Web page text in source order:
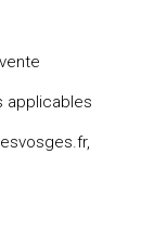
applicables